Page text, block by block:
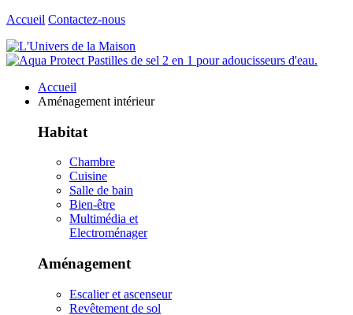
Accueil Contactez-nous
Accueil
Aménagement intérieur
Habitat
Chambre
Cuisine
Salle de bain
Bien-être
Multimédia et
Electroménager
Aménagement
Escalier et ascenseur
Revêtement de sol